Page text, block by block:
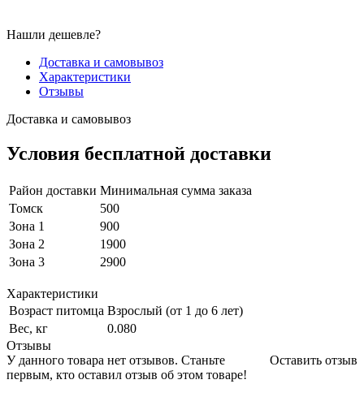
Нашли дешевле?
Доставка и самовывоз
Характеристики
Отзывы
Доставка и самовывоз
Условия бесплатной доставки
Район доставки Минимальная сумма заказа
Томск
500
Зона 1
900
Зона 2
1900
Зона 3
2900
Характеристики
Возраст питомца Взрослый (от 1 до 6 лет)
Вес, кг
0.080
Отзывы
Оставить отзыв
У данного товара нет отзывов. Станьте
первым, кто оставил отзыв об этом товаре!